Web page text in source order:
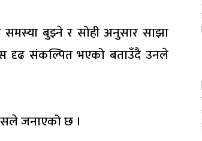
बुझ्ने र सोही अनुसार साझा
दृढ संकल्पित भएको बताउँदै उनले
जनाएको छ ।